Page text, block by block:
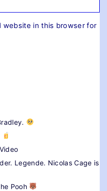
website in this browser for
Legende. Nicolas Cage is
Pooh